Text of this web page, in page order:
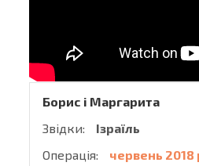
Борис і Маргарита
Звідки:
Ізраїль
Операція:
червень 2018